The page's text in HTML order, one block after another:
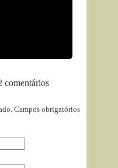
comentários
Campos obrigatórios